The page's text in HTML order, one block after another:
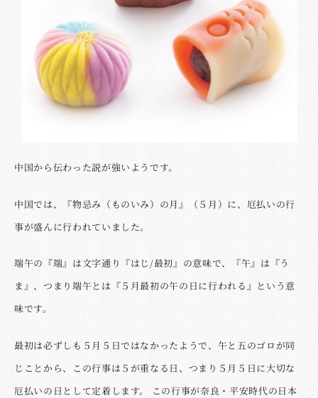
中国から伝わった説が強いようです。
中国では、『物忌み（ものいみ）の月』（５月）に、厄払いの行
事が盛んに行われていました。
端午の『端』は文字通り『はじ/最初』の意味で、『午』は『う
ま』、つまり端午とは『５月最初の午の日に行われる』という意
味です。
最初は必ずしも５月５日ではなかったようで、午と五のゴロが同
じことから、この行事は５が重なる日、つまり５月５日に大切な
厄払いの日として定着します。 この行事が奈良・平安時代の日本